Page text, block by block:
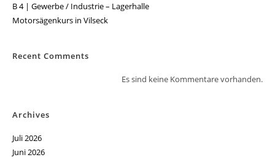
B 4 | Gewerbe / Industrie – Lagerhalle
Motorsägenkurs in Vilseck
Recent Comments
Es sind keine Kommentare vorhanden.
Archives
Juli 2026
Juni 2026